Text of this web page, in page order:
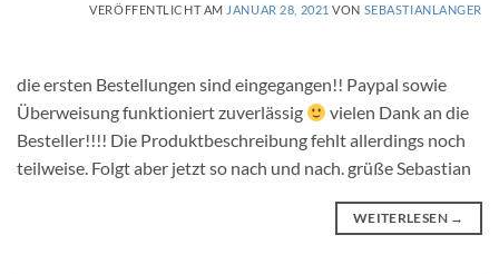
VERÖFFENTLICHT AM JANUAR 28, 2021 VON SEBASTIANLANGER
die ersten Bestellungen sind eingegangen!! Paypal sowie
Überweisung funktioniert zuverlässig
vielen Dank an die
Besteller!!!! Die Produktbeschreibung fehlt allerdings noch
teilweise. Folgt aber jetzt so nach und nach. grüße Sebastian
WEITERLESEN →